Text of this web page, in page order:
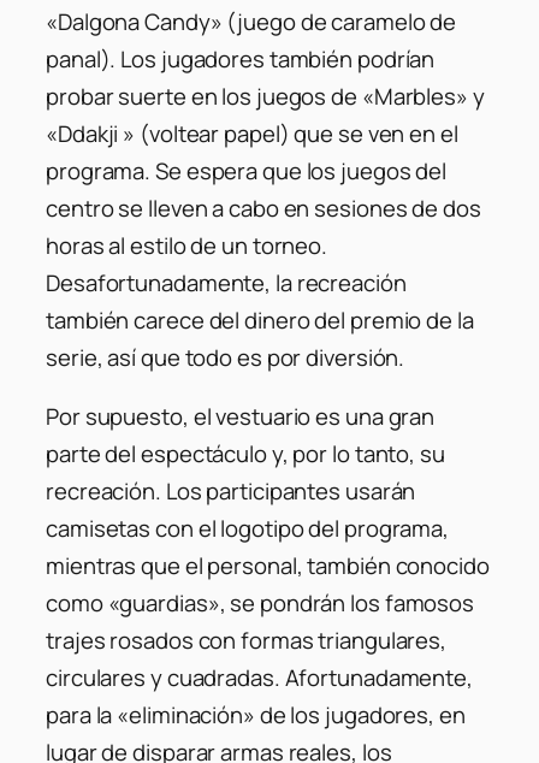
«Dalgona Candy» (juego de caramelo de
panal). Los jugadores también podrían
probar suerte en los juegos de «Marbles» y
«Ddakji » (voltear papel) que se ven en el
programa. Se espera que los juegos del
centro se lleven a cabo en sesiones de dos
horas al estilo de un torneo.
Desafortunadamente, la recreación
también carece del dinero del premio de la
serie, así que todo es por diversión.
Por supuesto, el vestuario es una gran
parte del espectáculo y, por lo tanto, su
recreación. Los participantes usarán
camisetas con el logotipo del programa,
mientras que el personal, también conocido
como «guardias», se pondrán los famosos
trajes rosados ​​con formas triangulares,
circulares y cuadradas. Afortunadamente,
para la «eliminación» de los jugadores, en
lugar de disparar armas reales, los